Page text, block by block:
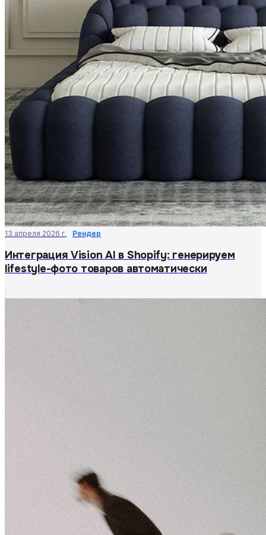
13 апреля 2026 г. Рендер
Интеграция Vision AI в Shopify: генерируем
lifestyle-фото товаров автоматически